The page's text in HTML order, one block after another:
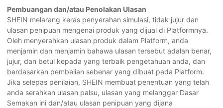
Pembuangan dan/atau Penolakan Ulasan
SHEIN melarang keras penyerahan simulasi, tidak jujur dan
ulasan penipuan mengenai produk yang dijual di Platformnya.
Oleh menyerahkan ulasan produk dalam Platform, anda
menjamin dan menjamin bahawa ulasan tersebut adalah benar,
jujur, dan betul kepada yang terbaik pengetahuan anda, dan
berdasarkan pembelian sebenar yang dibuat pada Platform.
Jika selepas penilaian, SHEIN membuat penentuan yang telah
anda serahkan ulasan palsu, ulasan yang melanggar Dasar
Semakan ini dan/atau ulasan penipuan yang dijana